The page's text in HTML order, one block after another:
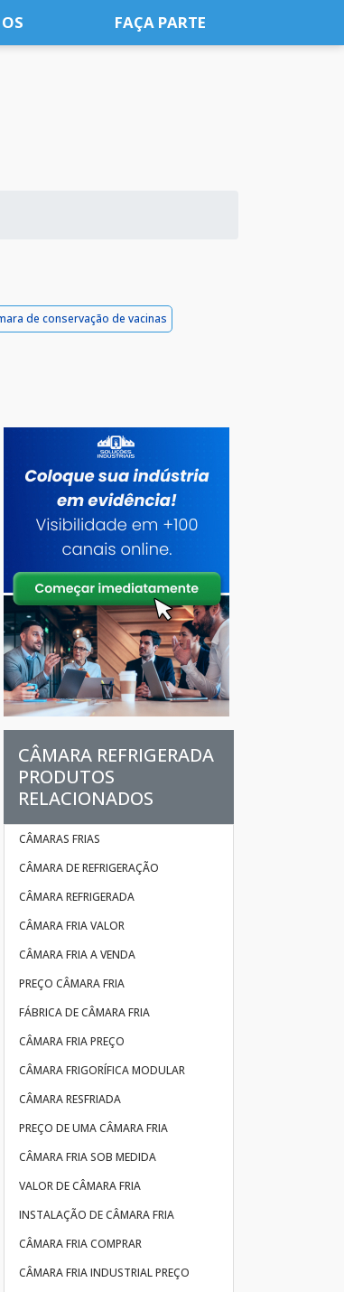
FAÇA PARTE
de conservação de vacinas
CÂMARA REFRIGERADA
PRODUTOS
RELACIONADOS
CÂMARAS FRIAS
CÂMARA DE REFRIGERAÇÃO
CÂMARA REFRIGERADA
CÂMARA FRIA VALOR
CÂMARA FRIA A VENDA
PREÇO CÂMARA FRIA
FÁBRICA DE CÂMARA FRIA
CÂMARA FRIA PREÇO
CÂMARA FRIGORÍFICA MODULAR
CÂMARA RESFRIADA
PREÇO DE UMA CÂMARA FRIA
CÂMARA FRIA SOB MEDIDA
VALOR DE CÂMARA FRIA
INSTALAÇÃO DE CÂMARA FRIA
CÂMARA FRIA COMPRAR
CÂMARA FRIA INDUSTRIAL PREÇO